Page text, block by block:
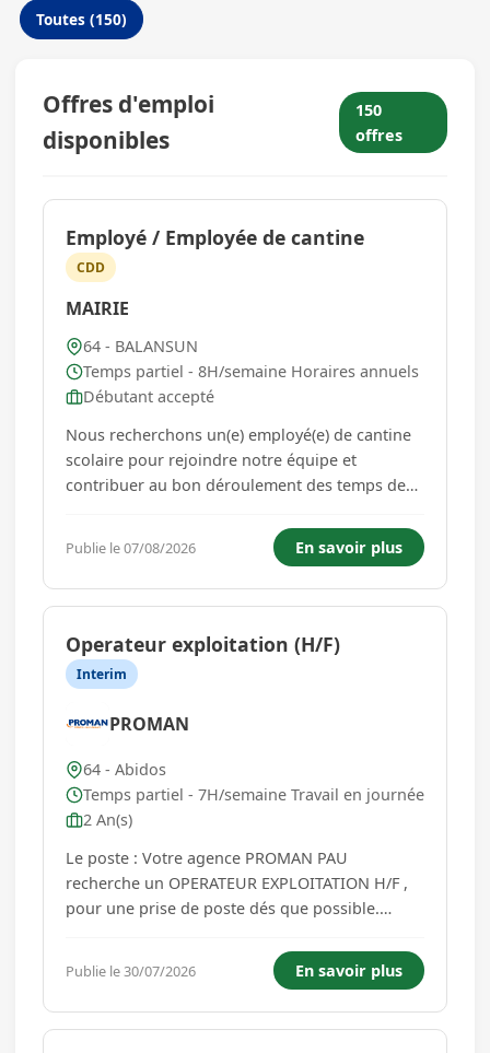
Toutes (150)
Offres d'emploi
disponibles
150
offres
Employé / Employée de cantine
CDD
MAIRIE
64 - BALANSUN
Temps partiel - 8H/semaine Horaires annuels
Débutant accepté
Nous recherchons un(e) employé(e) de cantine
scolaire pour rejoindre notre équipe et
contribuer au bon déroulement des temps de
Missions principales : - Prendre en charge les
enfants de l'école jusqu'au lieu de restauration -
Installer les enfants et...
Publie le 07/08/2026 En savoir plus
Operateur exploitation (H/F)
Interim
PROMAN
64 - Abidos
Temps partiel - 7H/semaine Travail en journée
2 An(s)
Le poste : Votre agence PROMAN PAU
recherche un OPERATEUR EXPLOITATION H/F ,
pour une prise de poste dés que possible.
aux opérations d'arrêt, de nettoyage, de
démarrage et de connexions des unités Gérer
les préparations des unités pour la prod...
Publie le 30/07/2026 En savoir plus